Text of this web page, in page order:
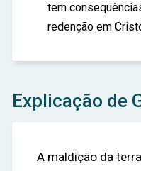
tem
redenção em
Explicação de
A maldição da